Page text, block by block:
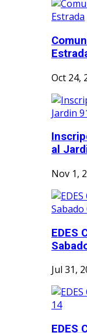
Oct 24,
al
Nov 1,
EDES
Jul 31,
EDES